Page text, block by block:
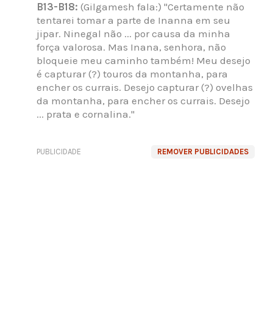
B13-B18: (Gilgamesh fala:) "Certamente não
tentarei tomar a parte de Inanna em seu
jipar. Ninegal não ... por causa da minha
força valorosa. Mas Inana, senhora, não
bloqueie meu caminho também! Meu desejo
é capturar (?) touros da montanha, para
encher os currais. Desejo capturar (?) ovelhas
da montanha, para encher os currais. Desejo
... prata e cornalina."
REMOVER PUBLICIDADES
PUBLICIDADE